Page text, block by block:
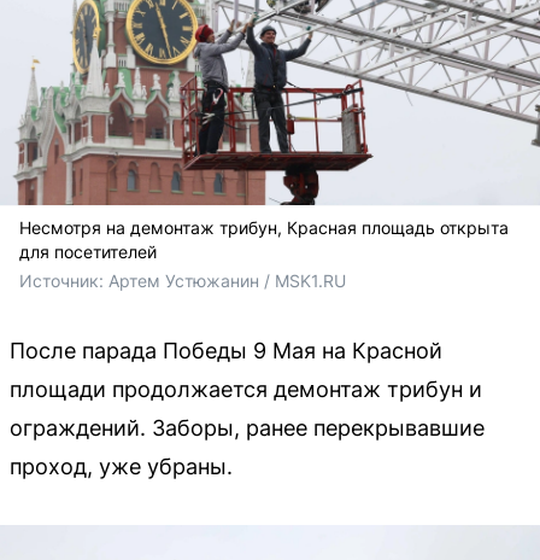
Несмотря на демонтаж трибун, Красная площадь открыта
для посетителей
Источник: Артем Устюжанин / MSK1.RU
После парада Победы 9 Мая на Красной
площади продолжается демонтаж трибун и
ограждений. Заборы, ранее перекрывавшие
проход, уже убраны.